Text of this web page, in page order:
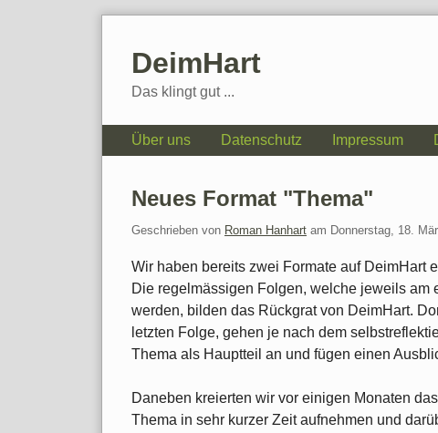
DeimHart
Das klingt gut ...
Navigation
Über uns Datenschutz Impressum
Neues Format "Thema"
Geschrieben von Roman Hanhart am Donnerstag, 18.
Wir haben bereits zwei Formate auf DeimHart
Die regelmässigen Folgen, welche jeweils am
werden, bilden das Rückgrat von DeimHart.
letzten Folge, gehen je nach dem
Thema als Hauptteil an und fügen einen
Daneben kreierten wir vor einigen Monaten
Thema in sehr kurzer Zeit aufnehmen und